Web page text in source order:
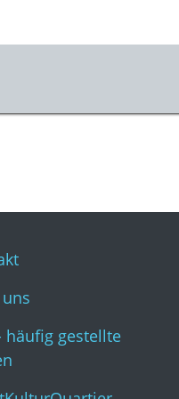
häufig gestellte